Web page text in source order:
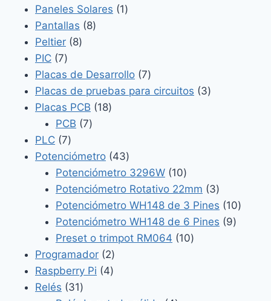
productos
Paneles Solares 11
Pantallas 88
Peltier 88
PIC 77
productos
Placas de Desarrollo 77
productos
Placas de pruebas para circuitos 33
Placas PCB 1818
PCB 77
PLC 77
productos
Potenciómetro 4343
productos
Potenciómetro 3296W 1010
productos
Potenciómetro Rotativo 22mm 33
productos
Potenciómetro WH148 de 3 Pines 1010
Potenciómetro WH148 de 6 Pines 99
Preset o trimpot RM064 1010
Programador 22
productos
Raspberry Pi 44
Relés 3131